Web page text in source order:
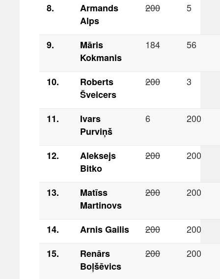
8.
Armands
Alps
200 5
9.
Māris
Kokmanis
184 56
10.
Roberts
Šveicers
200 3
11.
Ivars
Purviņš
6 200
12.
Aleksejs
Bitko
200 200
13.
Matīss
Martinovs
200 200
14. Arnis Gailis 200
200
15.
Renārs
Boļšēvics
200 200